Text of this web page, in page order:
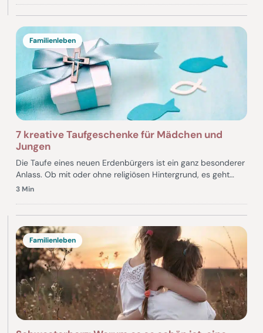
Familienleben
7 kreative Taufgeschenke für Mädchen und
Jungen
Die Taufe eines neuen Erdenbürgers ist ein ganz besonderer
Anlass. Ob mit oder ohne religiösen Hintergrund, es geht…
3 Min
Familienleben